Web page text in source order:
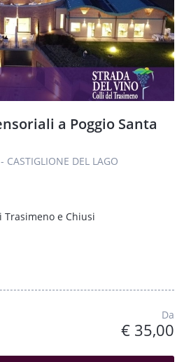
a Poggio Santa
CASTIGLIONE DEL LAGO
Trasimeno e Chiusi
Da
€ 35,00